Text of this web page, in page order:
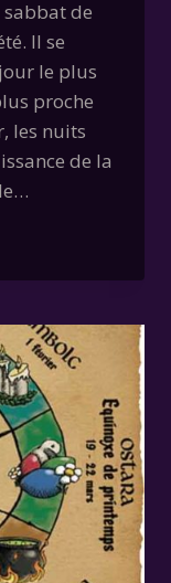
sabbat de
Il se
le plus
proche
les nuits
de la